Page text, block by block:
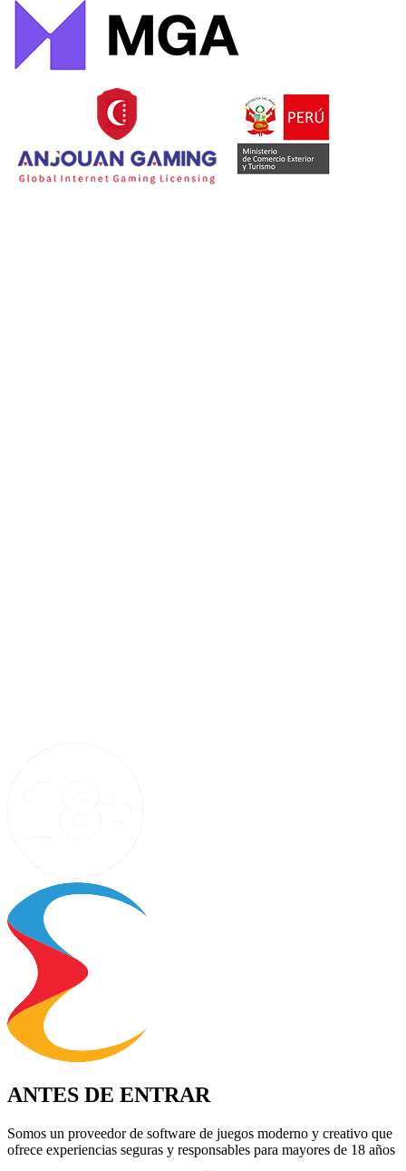
ANTES DE ENTRAR
Somos un proveedor de software de juegos moderno y creativo que
ofrece experiencias seguras y responsables para mayores de 18 años